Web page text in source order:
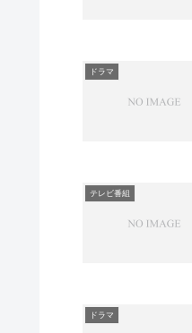
ドラマ
テレビ番組
ドラマ